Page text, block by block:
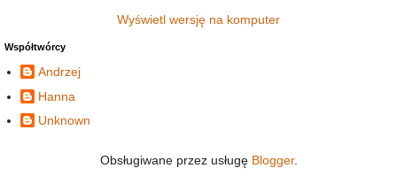
Wyświetl wersję na komputer
Współtwórcy
Andrzej
Hanna
Unknown
Obsługiwane przez usługę Blogger.